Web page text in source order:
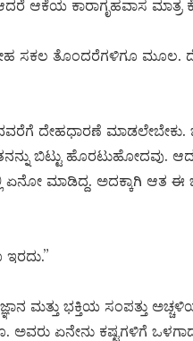
ಕಾರಾಗೃಹವಾಸ ಮಾತ್ರ
ಸಕಲ ತೊಂದರೆಗಳಿಗೂ ಮೂಲ.
ದೇಹಧಾರಣೆ ಮಾಡಲೇಬೇಕು.
ಬಿಟ್ಟು ಹೊರಟುಹೋದವು.
ಏನೋ ಮಾಡಿದ್ದ. ಅದಕ್ಕಾಗಿ ಆತ ಈ
ಮತ್ತು ಭಕ್ತಿಯ ಸಂಪತ್ತು
ಏನೇನು ಕಷ್ಟಗಳಿಗೆ